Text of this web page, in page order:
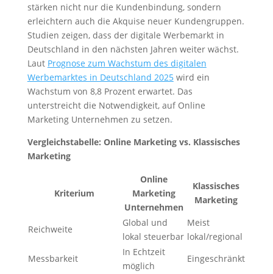
stärken nicht nur die Kundenbindung, sondern
erleichtern auch die Akquise neuer Kundengruppen.
Studien zeigen, dass der digitale Werbemarkt in
Deutschland in den nächsten Jahren weiter wächst.
Laut Prognose zum Wachstum des digitalen
Werbemarktes in Deutschland 2025wird ein
Wachstum von 8,8 Prozent erwartet. Das
unterstreicht die Notwendigkeit, auf Online
Marketing Unternehmen zu setzen.
Vergleichstabelle: Online Marketing vs. Klassisches
Marketing
Kriterium
Online
Marketing
Unternehmen
Klassisches
Marketing
Reichweite
Global und
lokal steuerbar
Meist
lokal/regional
Messbarkeit
In Echtzeit
möglich
Eingeschränkt